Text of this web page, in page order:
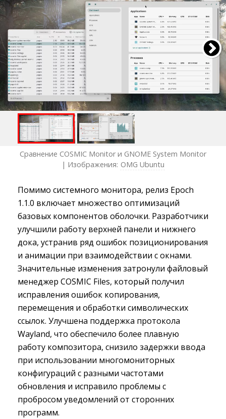
Сравнение COSMIC Monitor и GNOME System Monitor
| Изображения: OMG Ubuntu
Помимо системного монитора, релиз Epoch
1.1.0 включает множество оптимизаций
базовых компонентов оболочки. Разработчики
улучшили работу верхней панели и нижнего
дока, устранив ряд ошибок позиционирования
и анимации при взаимодействии с окнами.
Значительные изменения затронули файловый
менеджер COSMIC Files, который получил
исправления ошибок копирования,
перемещения и обработки символических
ссылок. Улучшена поддержка протокола
Wayland, что обеспечило более плавную
работу композитора, снизило задержки ввода
при использовании многомониторных
конфигураций с разными частотами
обновления и исправило проблемы с
пробросом уведомлений от сторонних
программ.